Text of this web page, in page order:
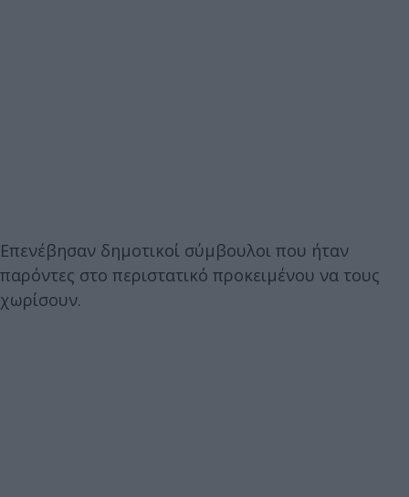
Επενέβησαν δημοτικοί σύμβουλοι που ήταν
παρόντες στο περιστατικό προκειμένου να τους
χωρίσουν.